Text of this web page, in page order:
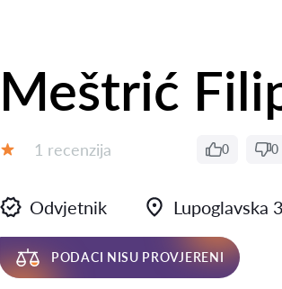
Meštrić
Recenzija:
1 recenzija 0 0
Odvjetnik Lupoglavska
PODACI NISU PROVJERENI